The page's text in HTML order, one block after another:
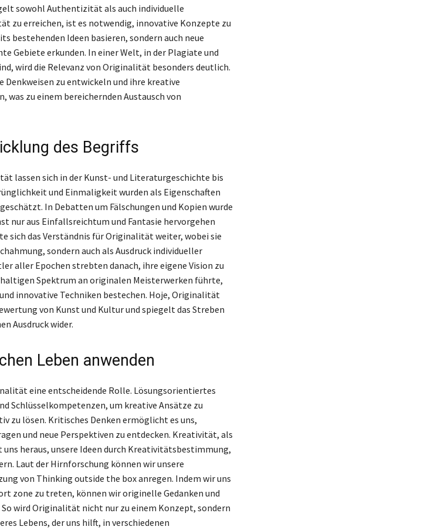
sowohl Authentizität als auch individuelle
zu erreichen, ist es notwendig, innovative Konzepte zu
bestehenden Ideen basieren, sondern auch neue
Gebiete erkunden. In einer Welt, in der Plagiate und
wird die Relevanz von Originalität besonders deutlich.
Denkweisen zu entwickeln und ihre kreative
was zu einem bereichernden Austausch von
des Begriffs
lassen sich in der Kunst- und Literaturgeschichte bis
und Einmaligkeit wurden als Eigenschaften
In Debatten um Fälschungen und Kopien wurde
nur aus Einfallsreichtum und Fantasie hervorgehen
sich das Verständnis für Originalität weiter, wobei sie
sondern auch als Ausdruck individueller
aller Epochen strebten danach, ihre eigene Vision zu
Spektrum an originalen Meisterwerken führte,
innovative Techniken bestechen. Hoje, Originalität
von Kunst und Kultur und spiegelt das Streben
Ausdruck wider.
Leben anwenden
eine entscheidende Rolle. Lösungsorientiertes
Schlüsselkompetenzen, um kreative Ansätze zu
zu lösen. Kritisches Denken ermöglicht es uns,
und neue Perspektiven zu entdecken. Kreativität, als
heraus, unsere Ideen durch Kreativitätsbestimmung,
Laut der Hirnforschung können wir unsere
von Thinking outside the box anregen. Indem wir uns
zone zu treten, können wir originelle Gedanken und
wird Originalität nicht nur zu einem Konzept, sondern
Lebens, der uns hilft, in verschiedenen